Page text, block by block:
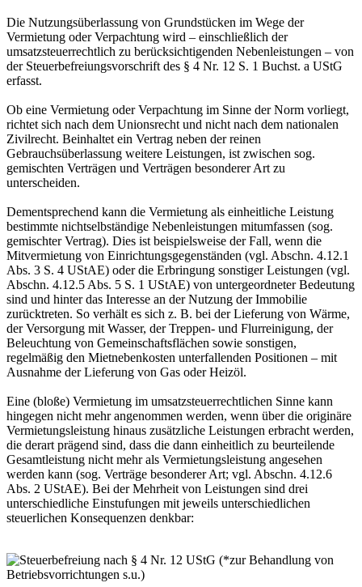
Die Nutzungsüberlassung von Grundstücken im Wege der
Vermietung oder Verpachtung wird – einschließlich der
umsatzsteuerrechtlich zu berücksichtigenden Nebenleistungen – von
der Steuerbefreiungsvorschrift des § 4 Nr. 12 S. 1 Buchst. a UStG
erfasst.
Ob eine Vermietung oder Verpachtung im Sinne der Norm vorliegt,
richtet sich nach dem Unionsrecht und nicht nach dem nationalen
Zivilrecht. Beinhaltet ein Vertrag neben der reinen
Gebrauchsüberlassung weitere Leistungen, ist zwischen sog.
gemischten Verträgen und Verträgen besonderer Art zu
unterscheiden.
Dementsprechend kann die Vermietung als einheitliche Leistung
bestimmte nichtselbständige Nebenleistungen mitumfassen (sog.
gemischter Vertrag). Dies ist beispielsweise der Fall, wenn die
Mitvermietung von Einrichtungsgegenständen (vgl. Abschn. 4.12.1
Abs. 3 S. 4 UStAE) oder die Erbringung sonstiger Leistungen (vgl.
Abschn. 4.12.5 Abs. 5 S. 1 UStAE) von untergeordneter Bedeutung
sind und hinter das Interesse an der Nutzung der Immobilie
zurücktreten. So verhält es sich z. B. bei der Lieferung von Wärme,
der Versorgung mit Wasser, der Treppen- und Flurreinigung, der
Beleuchtung von Gemeinschaftsflächen sowie sonstigen,
regelmäßig den Mietnebenkosten unterfallenden Positionen – mit
Ausnahme der Lieferung von Gas oder Heizöl.
Eine (bloße) Vermietung im umsatzsteuerrechtlichen Sinne kann
hingegen nicht mehr angenommen werden, wenn über die originäre
Vermietungsleistung hinaus zusätzliche Leistungen erbracht werden,
die derart prägend sind, dass die dann einheitlich zu beurteilende
Gesamtleistung nicht mehr als Vermietungsleistung angesehen
werden kann (sog. Verträge besonderer Art; vgl. Abschn. 4.12.6
Abs. 2 UStAE). Bei der Mehrheit von Leistungen sind drei
unterschiedliche Einstufungen mit jeweils unterschiedlichen
steuerlichen Konsequenzen denkbar: